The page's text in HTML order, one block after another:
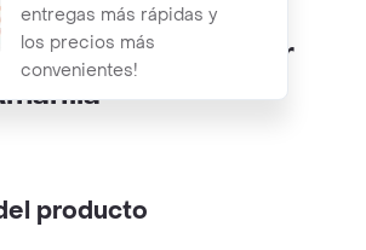
entregas más rápidas y
los precios más
convenientes!
Orgánicas De Flor
producto